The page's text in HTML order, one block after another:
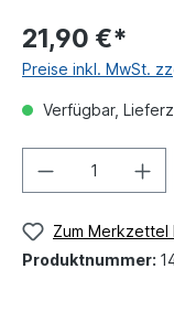
21,90 €*
Preise inkl. MwSt.
Verfügbar,
Zum Merkzettel
Produktnummer: